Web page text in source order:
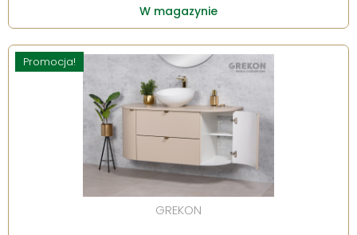
W magazynie
Promocja!
GREKON